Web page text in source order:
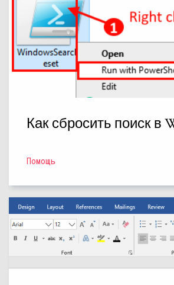
Как сбросить поиск в
Помощь